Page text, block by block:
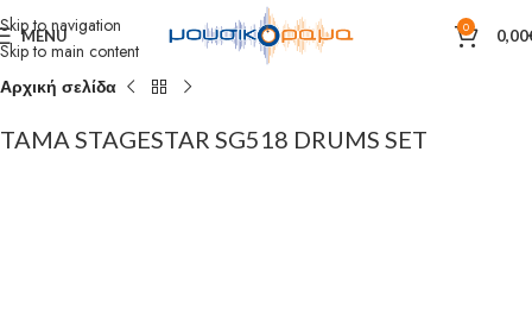
Skip to navigation
Skip to main content
MENU 0 0,00
Αρχική σελίδα
TAMA STAGESTAR SG518 DRUMS SET